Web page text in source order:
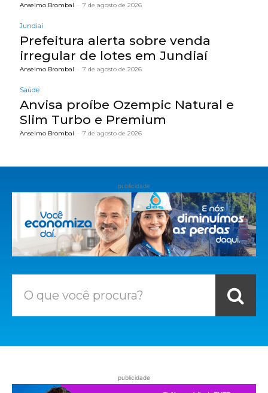
Anselmo Brombal - 7 de agosto de 2026
Jundiaí
Prefeitura alerta sobre venda
irregular de lotes em Jundiaí
Anselmo Brombal - 7 de agosto de 2026
Saúde
Anvisa proíbe Ozempic Natural e
Slim Turbo e Premium
Anselmo Brombal - 7 de agosto de 2026
publicidade
O que você procura?
publicidade